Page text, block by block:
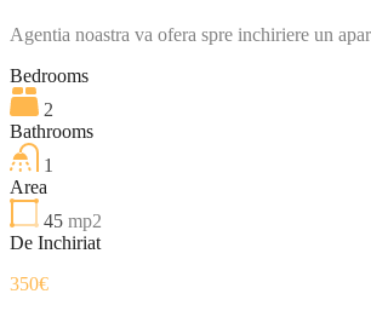
Agentia noastra va ofera spre inchiriere un
Bedrooms
2
Bathrooms
1
Area
45 mp2
De Inchiriat
350€